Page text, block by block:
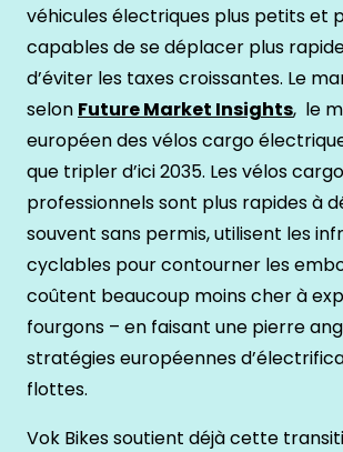
véhicules électriques plus petits et
capables de se déplacer plus
d’éviter les taxes croissantes. Le
selon Future Market Insights, le
européen des vélos cargo
que tripler d’ici 2035. Les vélos cargo
professionnels sont plus rapides à
souvent sans permis, utilisent les
cyclables pour contourner les
coûtent beaucoup moins cher à
fourgons – en faisant une pierre
stratégies européennes
flottes.
Vok Bikes soutient déjà cette